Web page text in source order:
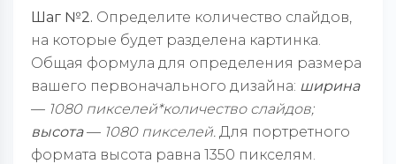
Шаг №2. Определите количество слайдов,
на которые будет разделена картинка.
Общая формула для определения размера
вашего первоначального дизайна: ширина
— 1080 пикселей*количество слайдов;
высота— 1080 пикселей. Для портретного
формата высота равна 1350 пикселям.